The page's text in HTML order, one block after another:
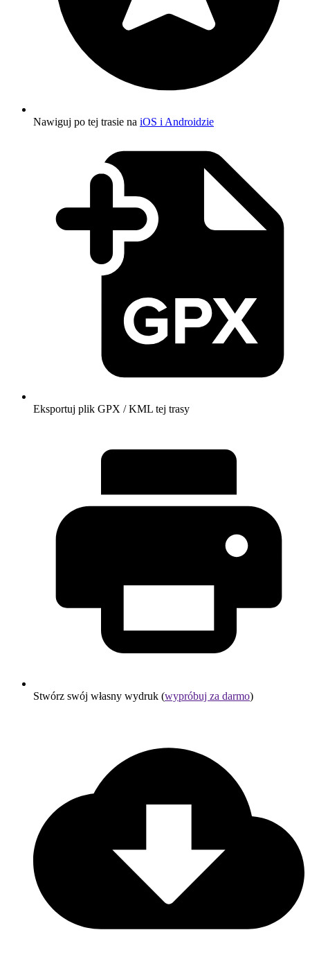
Nawiguj po tej trasie na iOS i Androidzie
Eksportuj plik GPX / KML tej trasy
Stwórz swój własny wydruk (wypróbuj za darmo)